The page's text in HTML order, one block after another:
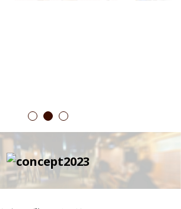
1 2 3